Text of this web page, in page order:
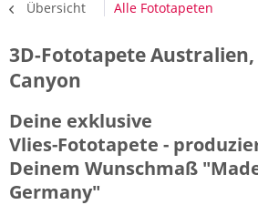
Übersicht Alle Fototapeten
3D-Fototapete Australien,
Canyon
Deine exklusive
Vlies-Fototapete -
Deinem Wunschmaß
Germany"